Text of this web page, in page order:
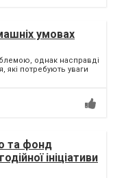
умовах
однак насправді
які потребують уваги
та фонд
ініціативи